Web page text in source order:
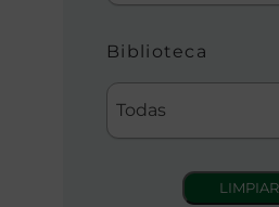
Biblioteca
Todas